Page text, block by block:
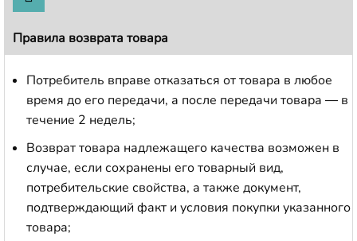
Правила возврата товара
Потребитель вправе отказаться от товара в любое
время до его передачи, а после передачи товара — в
течение 2 недель;
Возврат товара надлежащего качества возможен в
случае, если сохранены его товарный вид,
потребительские свойства, а также документ,
подтверждающий факт и условия покупки указанного
товара;